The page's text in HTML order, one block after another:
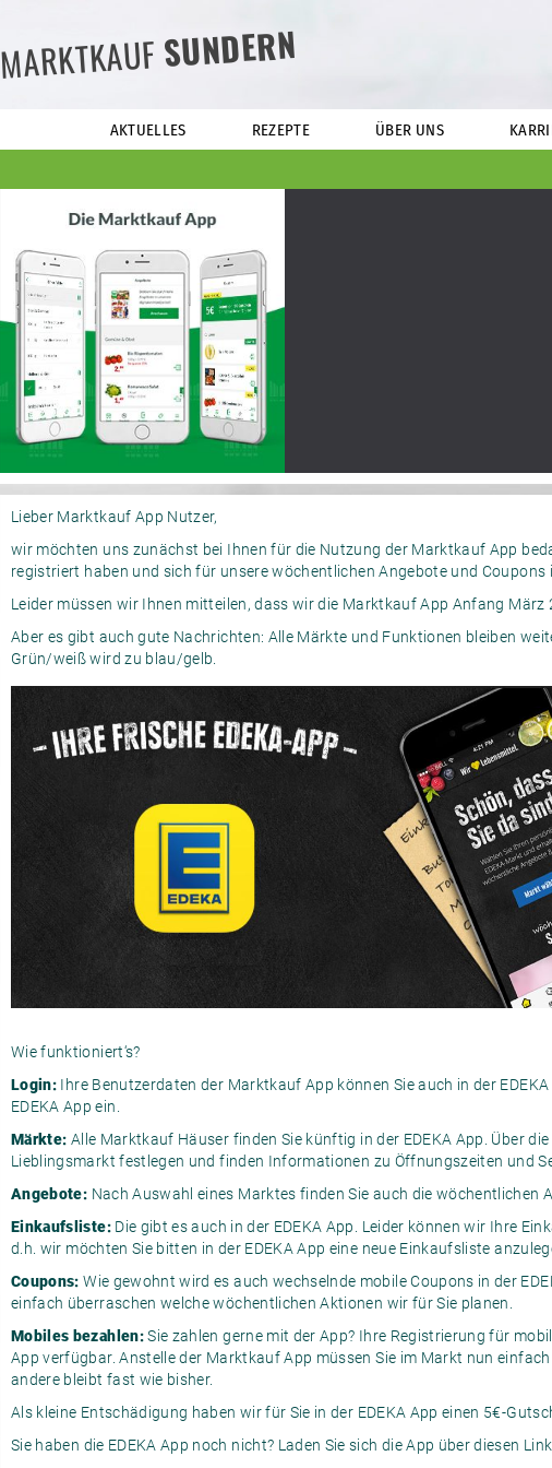
MARKTKAUFSUNDERN
AKTUELLES REZEPTE ÜBER UNS
Lieber Marktkauf App Nutzer,
wir möchten uns zunächst bei Ihnen für die Nutzung der Marktkauf App
registriert haben und sich für unsere wöchentlichen Angebote und Coupons
Leider müssen wir Ihnen mitteilen, dass wir die Marktkauf App Anfang März
Aber es gibt auch gute Nachrichten: Alle Märkte und Funktionen bleiben
Grün/weiß wird zu blau/gelb.
Wie funktioniert‘s?
Login: Ihre Benutzerdaten der Marktkauf App können Sie auch in der
EDEKA App ein.
Märkte: Alle Marktkauf Häuser finden Sie künftig in der EDEKA App. Über
Lieblingsmarkt festlegen und finden Informationen zu Öffnungszeiten und
Angebote: Nach Auswahl eines Marktes finden Sie auch die wöchentlichen
Einkaufsliste: Die gibt es auch in der EDEKA App. Leider können wir Ihre
d.h. wir möchten Sie bitten in der EDEKA App eine neue Einkaufsliste
Coupons:Wie gewohnt wird es auch wechselnde mobile Coupons in der
einfach überraschen welche wöchentlichen Aktionen wir für Sie planen.
Mobiles bezahlen:Sie zahlen gerne mit der App? Ihre Registrierung für
App verfügbar. Anstelle der Marktkauf App müssen Sie im Markt nun
andere bleibt fast wie bisher.
Als kleine Entschädigung haben wir für Sie in der EDEKA App einen 5€-
Sie haben die EDEKA App noch nicht? Laden Sie sich die App über diesen